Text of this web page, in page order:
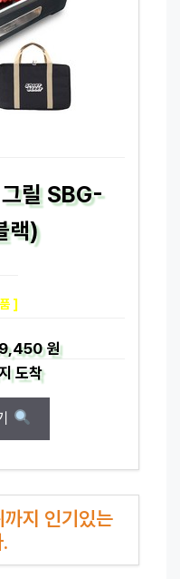
릴 SBG-
랙)
]
원
도착
지 인기있는